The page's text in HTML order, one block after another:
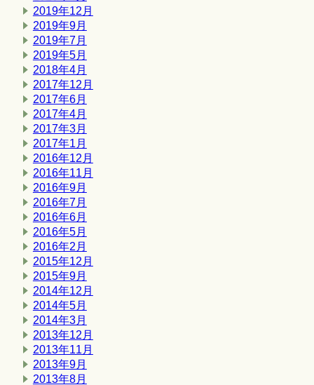
2019年12月
2019年9月
2019年7月
2019年5月
2018年4月
2017年12月
2017年6月
2017年4月
2017年3月
2017年1月
2016年12月
2016年11月
2016年9月
2016年7月
2016年6月
2016年5月
2016年2月
2015年12月
2015年9月
2014年12月
2014年5月
2014年3月
2013年12月
2013年11月
2013年9月
2013年8月